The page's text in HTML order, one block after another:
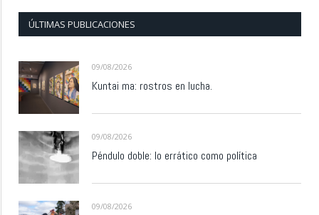
ÚLTIMAS PUBLICACIONES
09/08/2026
Kuntai ma: rostros en lucha.
09/08/2026
Péndulo doble: lo errático como política
09/08/2026